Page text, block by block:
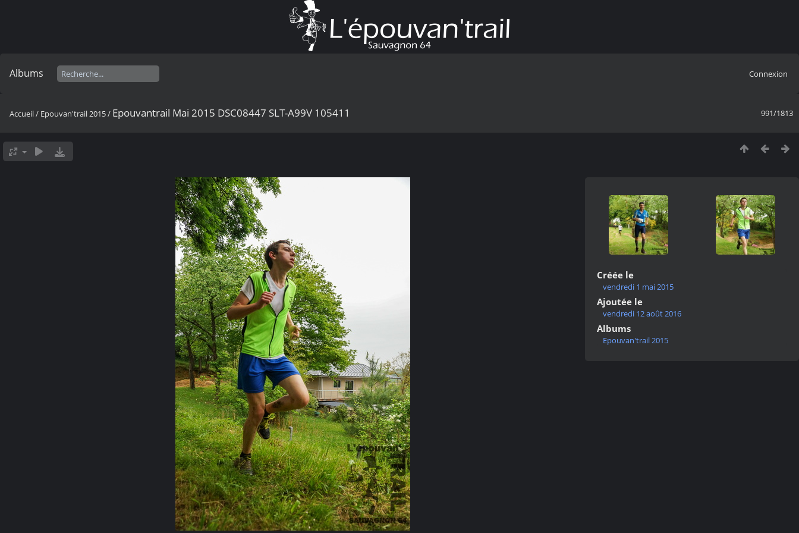
Albums Connexion
991/1813
Accueil/ Epouvan'trail 2015/ Epouvantrail Mai 2015 DSC08447 SLT-A99V 105411
Créée le
vendredi 1 mai 2015
Ajoutée le
vendredi 12 août 2016
Albums
Epouvan'trail 2015